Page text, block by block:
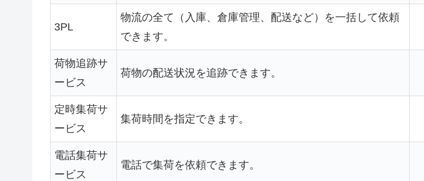
3PL
物流の全て（入庫、倉庫管理、配送など）を一括して依頼
できます。
荷物追跡サ
ービス
荷物の配送状況を追跡できます。
定時集荷サ
ービス
集荷時間を指定できます。
電話集荷サ
ービス
電話で集荷を依頼できます。